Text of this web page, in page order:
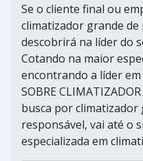
Se o cliente final ou
climatizador grande de
descobrirá na líder do
Cotando na maior
encontrando a líder em
SOBRE
busca por climatizador
responsável, vai até o
especializada em